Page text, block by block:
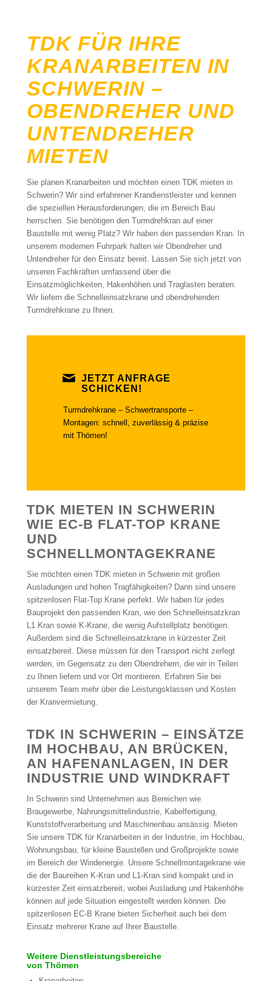
TDK FÜR IHRE
KRANARBEITEN IN
SCHWERIN –
OBENDREHER UND
UNTENDREHER
MIETEN
Sie planen Kranarbeiten und möchten einen TDK mieten in
Schwerin? Wir sind erfahrener Krandienstleister und kennen
die speziellen Herausforderungen, die im Bereich Bau
herrschen. Sie benötigen den Turmdrehkran auf einer
Baustelle mit wenig Platz? Wir haben den passenden Kran. In
unserem modernen Fuhrpark halten wir Obendreher und
Untendreher für den Einsatz bereit. Lassen Sie sich jetzt von
unseren Fachkräften umfassend über die
Einsatzmöglichkeiten, Hakenhöhen und Traglasten beraten.
Wir liefern die Schnelleinsatzkrane und obendrehenden
Turmdrehkrane zu Ihnen.
JETZT ANFRAGE
SCHICKEN!
Turmdrehkrane – Schwertransporte –
Montagen: schnell, zuverlässig & präzise
mit Thömen!
TDK MIETEN IN SCHWERIN
WIE EC-B FLAT-TOP KRANE
UND
SCHNELLMONTAGEKRANE
Sie möchten einen TDK mieten in Schwerin mit großen
Ausladungen und hohen Tragfähigkeiten? Dann sind unsere
spitzenlosen Flat-Top Krane perfekt. Wir haben für jedes
Bauprojekt den passenden Kran, wie den Schnelleinsatzkran
L1 Kran sowie K-Krane, die wenig Aufstellplatz benötigen.
Außerdem sind die Schnelleinsatzkrane in kürzester Zeit
einsatzbereit. Diese müssen für den Transport nicht zerlegt
werden, im Gegensatz zu den Obendrehern, die wir in Teilen
zu Ihnen liefern und vor Ort montieren. Erfahren Sie bei
unserem Team mehr über die Leistungsklassen und Kosten
der Kranvermietung.
TDK IN SCHWERIN – EINSÄTZE
IM HOCHBAU, AN BRÜCKEN,
AN HAFENANLAGEN, IN DER
INDUSTRIE UND WINDKRAFT
In Schwerin sind Unternehmen aus Bereichen wie
Braugewerbe, Nahrungsmittelindustrie, Kabelfertigung,
Kunststoffverarbeitung und Maschinenbau ansässig. Mieten
Sie unsere TDK für Kranarbeiten in der Industrie, im Hochbau,
Wohnungsbau, für kleine Baustellen und Großprojekte sowie
im Bereich der Windenergie. Unsere Schnellmontagekrane wie
die der Baureihen K-Kran und L1-Kran sind kompakt und in
kürzester Zeit einsatzbereit, wobei Ausladung und Hakenhöhe
können auf jede Situation eingestellt werden können. Die
spitzenlosen EC-B Krane bieten Sicherheit auch bei dem
Einsatz mehrerer Krane auf Ihrer Baustelle.
Weitere Dienstleistungsbereiche
von Thömen